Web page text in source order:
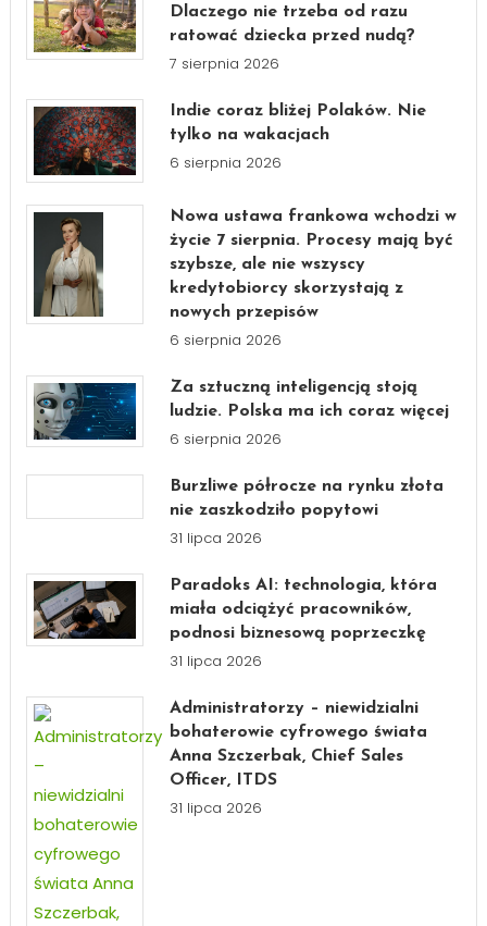
Dlaczego nie trzeba od razu
ratować dziecka przed nudą?
7 sierpnia 2026
Indie coraz bliżej Polaków. Nie
tylko na wakacjach
6 sierpnia 2026
Nowa ustawa frankowa wchodzi w
życie 7 sierpnia. Procesy mają być
szybsze, ale nie wszyscy
kredytobiorcy skorzystają z
nowych przepisów
6 sierpnia 2026
Za sztuczną inteligencją stoją
ludzie. Polska ma ich coraz więcej
6 sierpnia 2026
Burzliwe półrocze na rynku złota
nie zaszkodziło popytowi
31 lipca 2026
Paradoks AI: technologia, która
miała odciążyć pracowników,
podnosi biznesową poprzeczkę
31 lipca 2026
Administratorzy – niewidzialni
bohaterowie cyfrowego świata
Anna Szczerbak, Chief Sales
Officer, ITDS
31 lipca 2026